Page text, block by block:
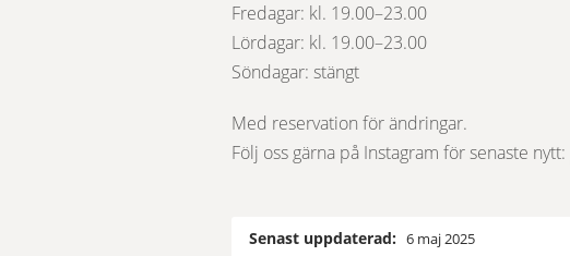
Fredagar: kl. 19.00–23.00
Lördagar: kl. 19.00–23.00
Söndagar: stängt
Med reservation för ändringar.
Följ oss gärna på Instagram för senaste nytt:
Senast uppdaterad: 6 maj 2025